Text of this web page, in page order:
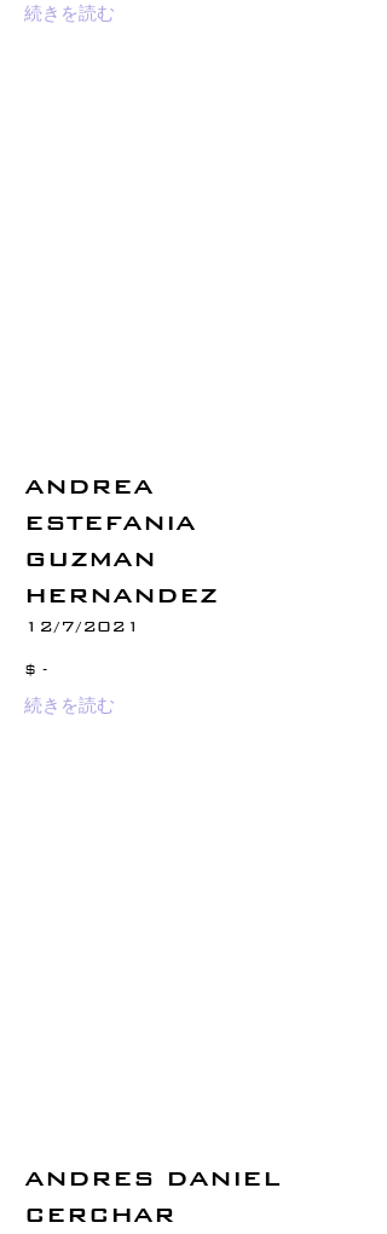
続きを読む
ANDREA
ESTEFANIA
GUZMAN
HERNANDEZ
12/7/2021
$ -
続きを読む
ANDRES DANIEL
CERCHAR